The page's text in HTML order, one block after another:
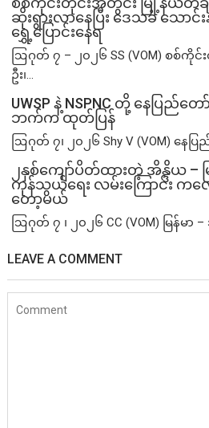
ဆိုးရွားလာနေပြီး ဒေသခံ သောင်း
ရွှေ့ပြောင်းနေရ
ဩဂုတ် ၇ – ၂၀၂၆ SS (VOM) စစ်ကိုင်
ဦး၊...
UWSP နဲ့ NSPNC တို့ နေပြည်
ဘက်က ထုတ်ပြန်
ဩဂုတ် ၇၊ ၂၀၂၆ Shy V (VOM) နေ
၂နှစ်​ကျော်ပိတ်ထားတဲ့ အိန္ဒိယ –
ကုန်သွယ်ရေး လမ်းကြောင်း ကလ
တော့မယ်
ဩဂုတ် ၇ ၊ ၂၀၂၆ CC (VOM) မြန်မာ
LEAVE A COMMENT